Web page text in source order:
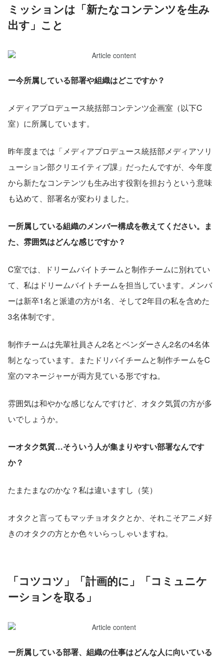
ミッションは「新たなコンテンツを生み
出す」こと
ー今所属している部署や組織はどこですか？
メディアプロデュース統括部コンテンツ企画室（以下C
室）に所属しています。
昨年度までは「メディアプロデュース統括部メディアソリ
ューション部クリエイティブ課」だったんですが、今年度
から新たなコンテンツも生み出す役割を担おうという意味
も込めて、部署名が変わりました。
ー所属している組織のメンバー構成を教えてください。ま
た、雰囲気はどんな感じですか？
C室では、ドリームバイトチームと制作チームに別れてい
て、私はドリームバイトチームを担当しています。メンバ
ーは新卒1名と派遣の方が1名、そして2年目の私を含めた
3名体制です。
制作チームは先輩社員さん2名とベンダーさん2名の4名体
制となっています。またドリバイチームと制作チームをC
室のマネージャーが両方見ている形ですね。
雰囲気は和やかな感じなんですけど、オタク気質の方が多
いでしょうか。
ーオタク気質…そういう人が集まりやすい部署なんです
か？
たまたまなのかな？私は違いますし（笑）
オタクと言ってもマッチョオタクとか、それこそアニメ好
きのオタクの方とか色々いらっしゃいますね。
「コツコツ」「計画的に」「コミュニケ
ーションを取る」
ー所属している部署、組織の仕事はどんな人に向いている